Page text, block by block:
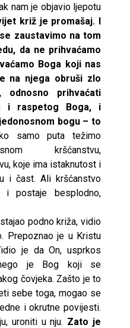
nam je objavio ljepotu
križ je promašaj. I
zaustavimo na tom
da ne prihvaćamo
Boga koji nas
na njega obruši zlo
odnosno prihvaćati
i raspetog Boga, i
bogu – to
samo puta težimo
kršćanstvu,
koje ima istaknutost i
i čast. Ali kršćanstvo
postaje besplodno,
podno križa, vidio
Prepoznao je u Kristu
je da On, usprkos
je Bog koji se
čovjeka. Zašto je to
sebe toga, mogao se
i okrutne povijesti.
uroniti u nju. Zato je